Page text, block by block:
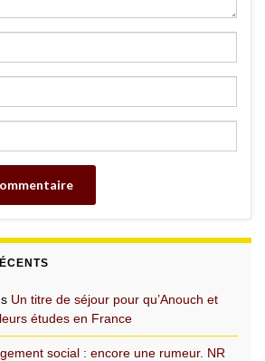
Un titre de séjour pour qu’Anouch et
études en France
social : encore une rumeur. NR